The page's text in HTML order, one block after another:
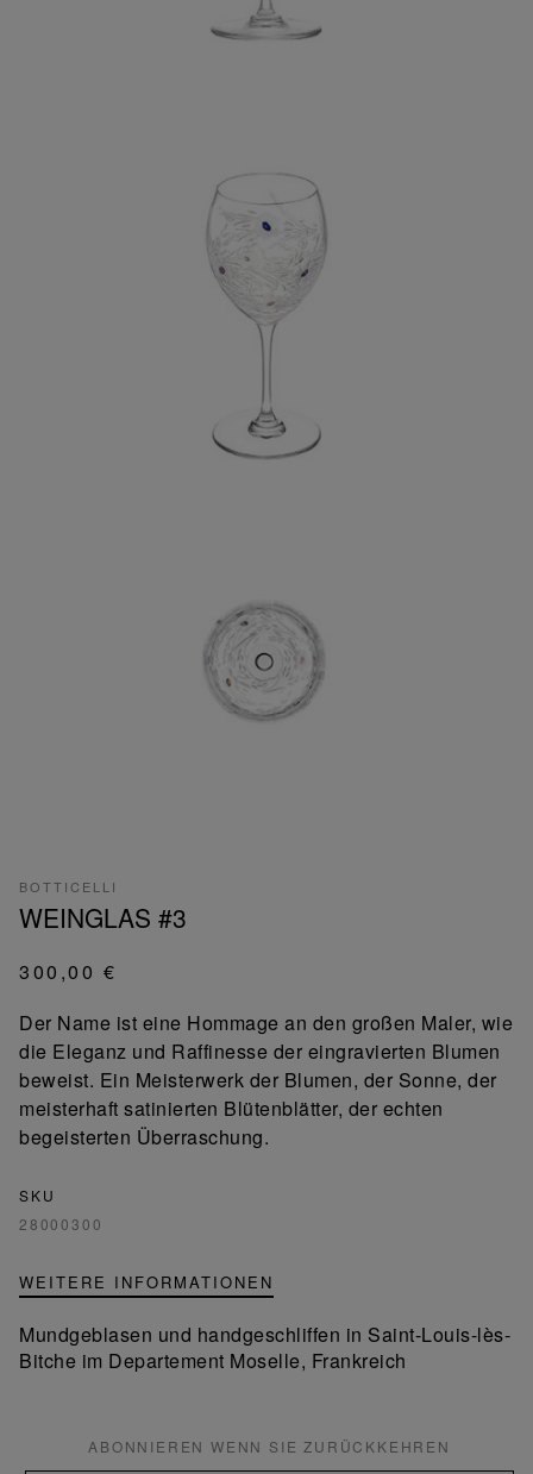
BOTTICELLI
WEINGLAS #3
300,00 €
Der Name ist eine Hommage an den großen Maler, wie
die Eleganz und Raffinesse der eingravierten Blumen
beweist. Ein Meisterwerk der Blumen, der Sonne, der
meisterhaft satinierten Blütenblätter, der echten
begeisterten Überraschung.
SKU
28000300
WEITERE INFORMATIONEN
Mundgeblasen und handgeschliffen in Saint-Louis-lès-
Bitche im Departement Moselle, Frankreich
ABONNIEREN WENN SIE ZURÜCKKEHREN